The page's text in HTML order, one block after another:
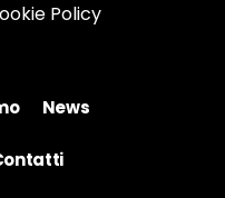
News
Policy